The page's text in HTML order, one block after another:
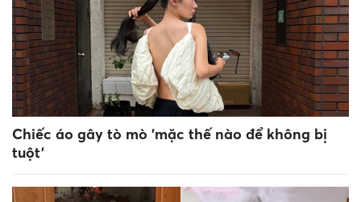
Chiếc áo gây tò mò 'mặc thế nào để không bị
tuột'